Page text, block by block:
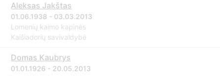
Aleksas Jakštas
01.06.1938 - 03.03.2013
Lomenių kaimo kapinės
Kaišiadorių savivaldybė
Domas Kaubrys
01.01.1926 - 20.05.2013